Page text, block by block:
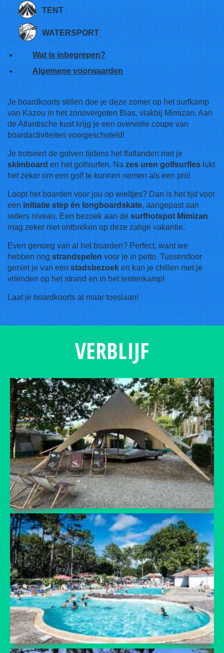
TENT
WATERSPORT
Wat is inbegrepen?
Algemene voorwaarden
Je boardkoorts stillen doe je deze zomer op het surfkamp
van Kazou in het zonovergoten Bias, vlakbij Mimizan. Aan
de Atlantische kust krijg je een overvolle coupe van
boardactiviteiten voorgeschoteld!
Je trotseert de golven tijdens het flatlanden met je
skimboard en het golfsurfen. Na zes uren golfsurfles lukt
het zeker om een golf te kunnen nemen als een pro!
Loopt het boarden voor jou op wieltjes? Dan is het tijd voor
een initiatie step én longboardskate, aangepast aan
ieders niveau. Een bezoek aan de surfhotspot Mimizan
mag zeker niet ontbreken op deze zalige vakantie.
Even genoeg van al het boarden? Perfect, want we
hebben nog strandspelenvoor je in petto. Tussendoor
geniet je van eenstadsbezoek en kan je chillen met je
vrienden op het strand en in het tentenkamp!
Laat je boardkoorts al maar toeslaan!
VERBLIJF